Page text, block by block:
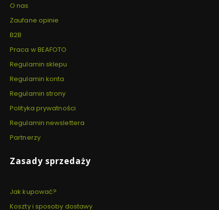
O nas
Zaufane opinie
B2B
Praca w BEAFOTO
Regulamin sklepu
Regulamin konta
Regulamin strony
Polityka prywatności
Regulamin newslettera
Partnerzy
Zasady sprzedaży
Jak kupować?
Koszty i sposoby dostawy